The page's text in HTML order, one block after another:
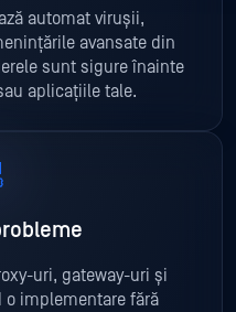
automat virușii,
avansate din
sunt sigure înainte
aplicațiile tale.
uri, gateway-uri și
o implementare fără